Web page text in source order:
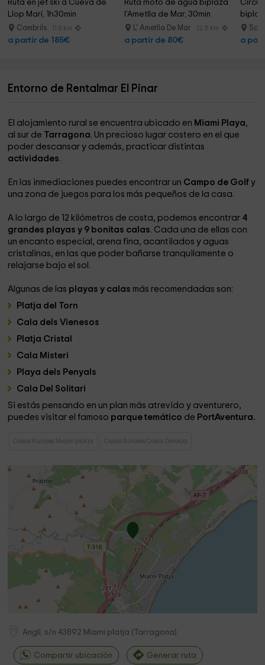
Ruta en jet ski a Cueva de
Llop Marí, 1h30min
Cambrils 11.8 km
a partir de 185€
Ruta moto de agua biplaza
l'Ametlla de Mar, 30min
L' Ametlla De Mar 12.5 km
a partir de 80€ a
Entorno de Rentalmar El Pinar
El alojamiento rural se encuentra ubicado en Miami Playa,
al sur de Tarragona. Un precioso lugar costero en el que
poder descansar y además, practicar distintas
actividades.
En las inmediaciones puedes encontrar un Campo de Golf y
una zona de juegos para los más pequeños de la casa.
A lo largo de 12 kilómetros de costa, podemos encontrar 4
grandes playas y 9 bonitas calas. Cada una de ellas con
un encanto especial, arena fina, acantilados y aguas
cristalinas, en las que poder bañarse tranquilamente o
relajarse bajo el sol.
Algunas de las playas y calas más recomendadas son:
Platja del Torn
Cala dels Vienesos
Platja Cristal
Cala Misteri
Playa dels Penyals
Cala Del Solitari
Si estás pensando en un plan más atrevido y aventurero,
puedes visitar el famoso parque temático de PortAventura.
Casas Rurales Miami platja Casas Rurales Costa Dorada
Angli, s/n 43892 Miami platja ( Tarragona)
Compartir ubicación Generar ruta